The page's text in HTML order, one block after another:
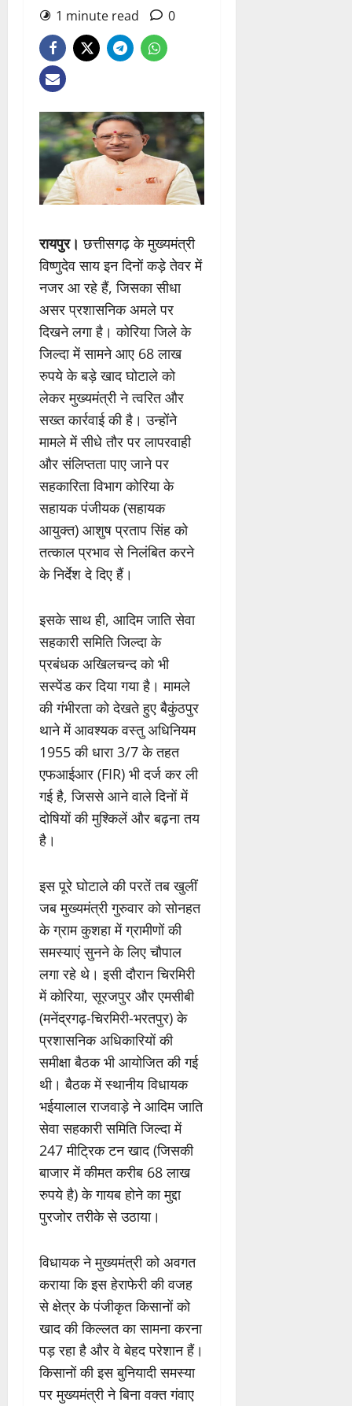
1 minute read
0
रायपुर। छत्तीसगढ़ के मुख्यमंत्री
विष्णुदेव साय इन दिनों कड़े तेवर में
नजर आ रहे हैं, जिसका सीधा
असर प्रशासनिक अमले पर
दिखने लगा है। कोरिया जिले के
जिल्दा में सामने आए 68 लाख
रुपये के बड़े खाद घोटाले को
लेकर मुख्यमंत्री ने त्वरित और
सख्त कार्रवाई की है। उन्होंने
मामले में सीधे तौर पर लापरवाही
और संलिप्तता पाए जाने पर
सहकारिता विभाग कोरिया के
सहायक पंजीयक (सहायक
आयुक्त) आशुष प्रताप सिंह को
तत्काल प्रभाव से निलंबित करने
के निर्देश दे दिए हैं।
इसके साथ ही, आदिम जाति सेवा
सहकारी समिति जिल्दा के
प्रबंधक अखिलचन्द को भी
सस्पेंड कर दिया गया है। मामले
की गंभीरता को देखते हुए बैकुंठपुर
थाने में आवश्यक वस्तु अधिनियम
1955 की धारा 3/7 के तहत
एफआईआर (FIR) भी दर्ज कर ली
गई है, जिससे आने वाले दिनों में
दोषियों की मुश्किलें और बढ़ना तय
है।
इस पूरे घोटाले की परतें तब खुलीं
जब मुख्यमंत्री गुरुवार को सोनहत
के ग्राम कुशहा में ग्रामीणों की
समस्याएं सुनने के लिए चौपाल
लगा रहे थे। इसी दौरान चिरमिरी
में कोरिया, सूरजपुर और एमसीबी
(मनेंद्रगढ़-चिरमिरी-भरतपुर) के
प्रशासनिक अधिकारियों की
समीक्षा बैठक भी आयोजित की गई
थी। बैठक में स्थानीय विधायक
भईयालाल राजवाड़े ने आदिम जाति
सेवा सहकारी समिति जिल्दा में
247 मीट्रिक टन खाद (जिसकी
बाजार में कीमत करीब 68 लाख
रुपये है) के गायब होने का मुद्दा
पुरजोर तरीके से उठाया।
विधायक ने मुख्यमंत्री को अवगत
कराया कि इस हेराफेरी की वजह
से क्षेत्र के पंजीकृत किसानों को
खाद की किल्लत का सामना करना
पड़ रहा है और वे बेहद परेशान हैं।
किसानों की इस बुनियादी समस्या
पर मुख्यमंत्री ने बिना वक्त गंवाए